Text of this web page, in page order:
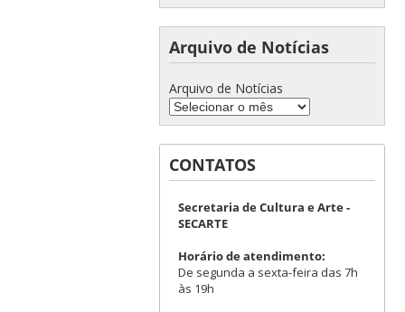
Arquivo de Notícias
Arquivo de Notícias
CONTATOS
Secretaria de Cultura e Arte -
SECARTE
Horário de atendimento:
De segunda a sexta-feira das 7h
às 19h